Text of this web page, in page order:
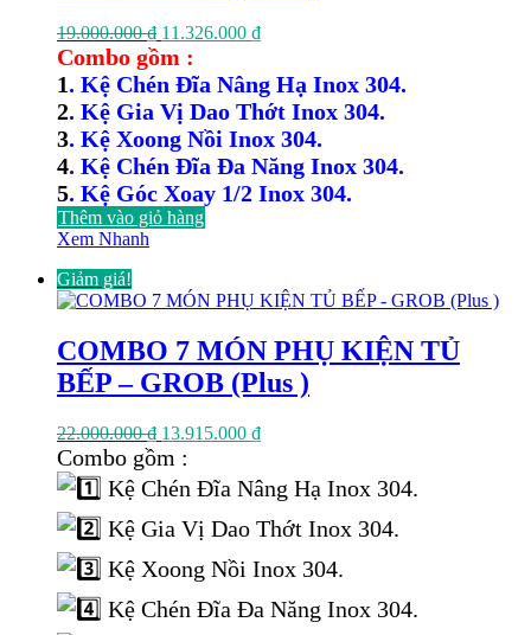
19.000.000₫ Giá
gốc
là:
19.000.000 ₫.
11.326.000 ₫Giá
tại
là:
11.326.000 ₫.
Combo gồm :
1. Kệ Chén Đĩa Nâng Hạ Inox 304.
2. Kệ Gia Vị Dao Thớt Inox 304.
3. Kệ Xoong Nồi Inox 304.
4. Kệ Chén Đĩa Đa Năng Inox 304.
5. Kệ Góc Xoay 1/2 Inox 304.
Thêm vào giỏ hàng
Xem Nhanh
Giảm giá!
COMBO 7 MÓN PHỤ KIỆN TỦ
BẾP – GROB (Plus )
22.000.000₫ Giá
gốc
22.000.000 ₫.
13.915.000 ₫Giá
là:
13.915.000 ₫.
Combo gồm :
Kệ Chén Đĩa Nâng Hạ Inox 304.
Kệ Gia Vị Dao Thớt Inox 304.
Kệ Xoong Nồi Inox 304.
Kệ Chén Đĩa Đa Năng Inox 304.